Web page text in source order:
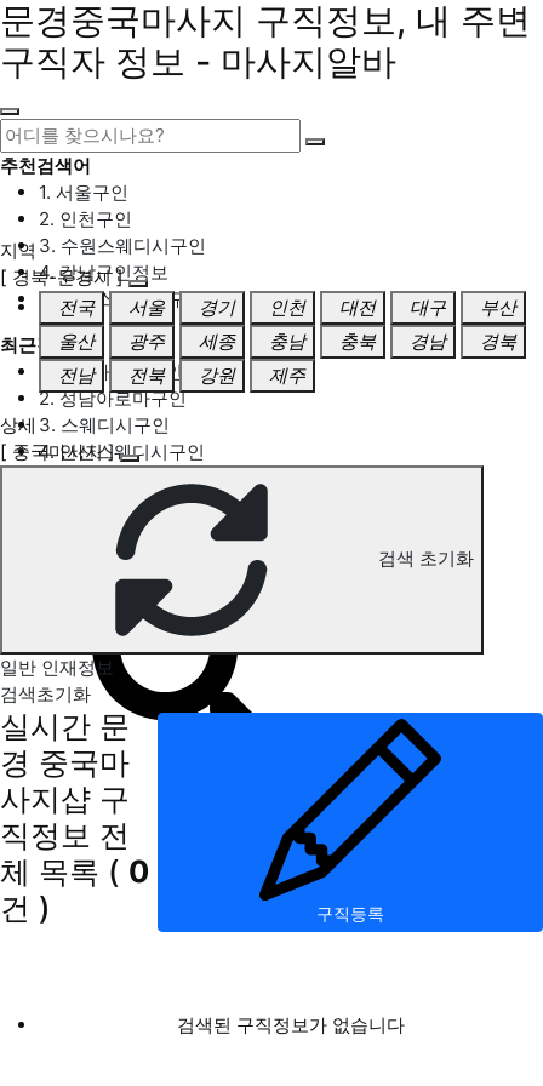
문경중국마사지 구직정보, 내 주변
구직자 정보 - 마사지알바
추천검색어
1. 서울구인
2. 인천구인
3. 수원스웨디시구인
4. 강남구인정보
5. 동탄스웨디시구인
최근검색어
1. 일산마사지구인
2. 성남아로마구인
3. 스웨디시구인
4. 안산스웨디시구인
문경 중국마사지 구직정보
지역
[ 경북-문경시 ]
전국
서울 경기 인천 대전 대구
부산
울산
광주 세종 충남 충북 경남
경북
전남
전북 강원 제주
상세
[ 중국마사지 ]
검색 초기화
일반 인재정보
검색초기화
실시간 문
경 중국마
사지샵 구
직정보 전
체 목록 ( 0
건 )
구직등록
검색된 구직정보가 없습니다